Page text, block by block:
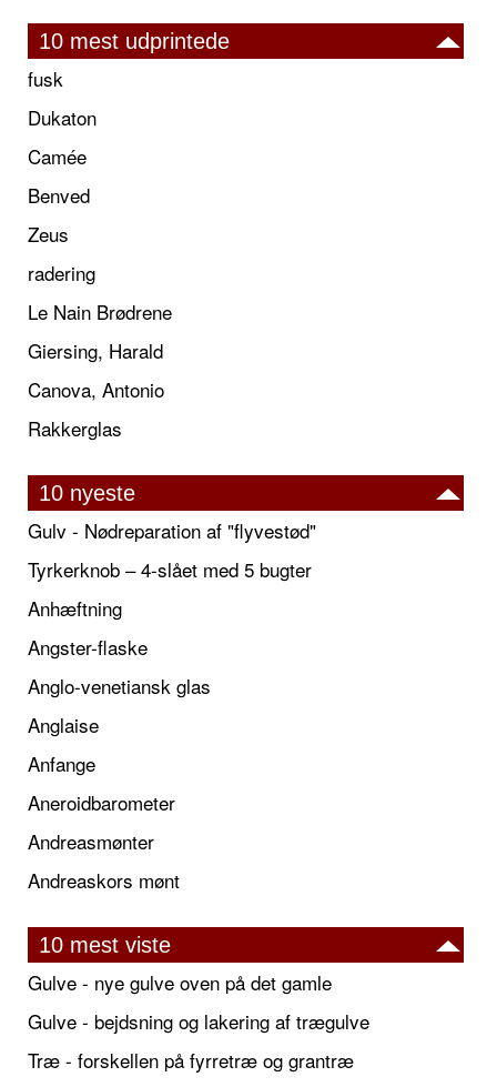
10 mest udprintede
fusk
Dukaton
Camée
Benved
Zeus
radering
Le Nain Brødrene
Giersing, Harald
Canova, Antonio
Rakkerglas
10 nyeste
Gulv - Nødreparation af "flyvestød"
Tyrkerknob – 4-slået med 5 bugter
Anhæftning
Angster-flaske
Anglo-venetiansk glas
Anglaise
Anfange
Aneroidbarometer
Andreasmønter
Andreaskors mønt
10 mest viste
Gulve - nye gulve oven på det gamle
Gulve - bejdsning og lakering af trægulve
Træ - forskellen på fyrretræ og grantræ